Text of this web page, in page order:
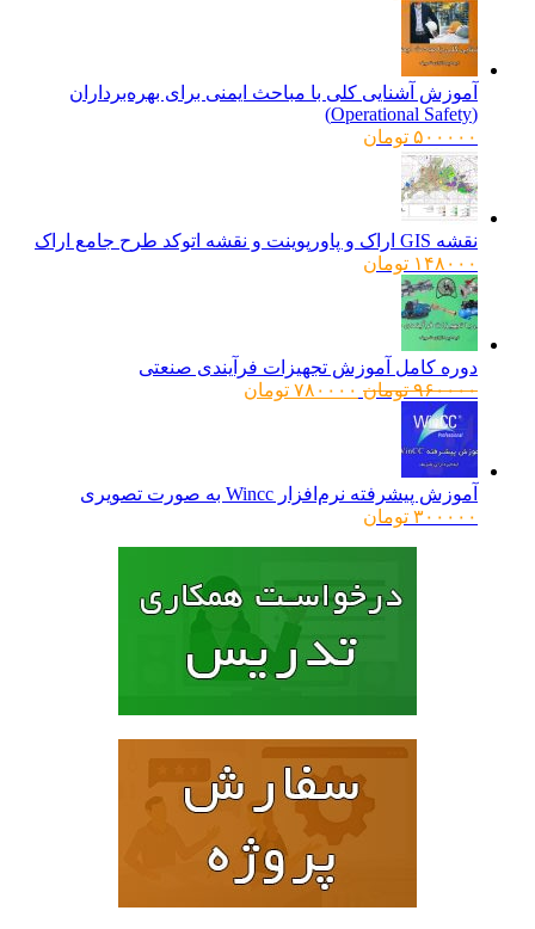
آموزش آشنایی کلی با مباحث ایمنی برای بهره‌برداران
۵۰۰۰۰۰ تومان
نقشه GIS اراک و پاورپوینت و نقشه اتوکد طرح جامع اراک
۱۴۸۰۰۰ تومان
دوره کامل آموزش تجهیزات فرآیندی صنعتی
۹۶۰۰۰۰ تومانقیمت
۷۸۰۰۰۰ تومانقیمت
آموزش پیشرفته نرم‌افزار Wincc به صورت تصویری
۳۰۰۰۰۰ تومان